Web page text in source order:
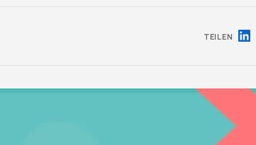
TEILEN Auf